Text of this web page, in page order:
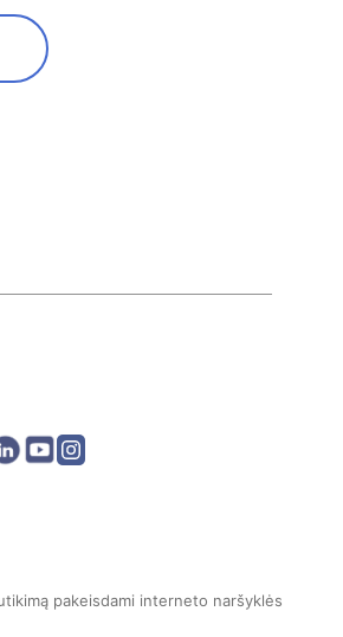
pakeisdami interneto naršyklės